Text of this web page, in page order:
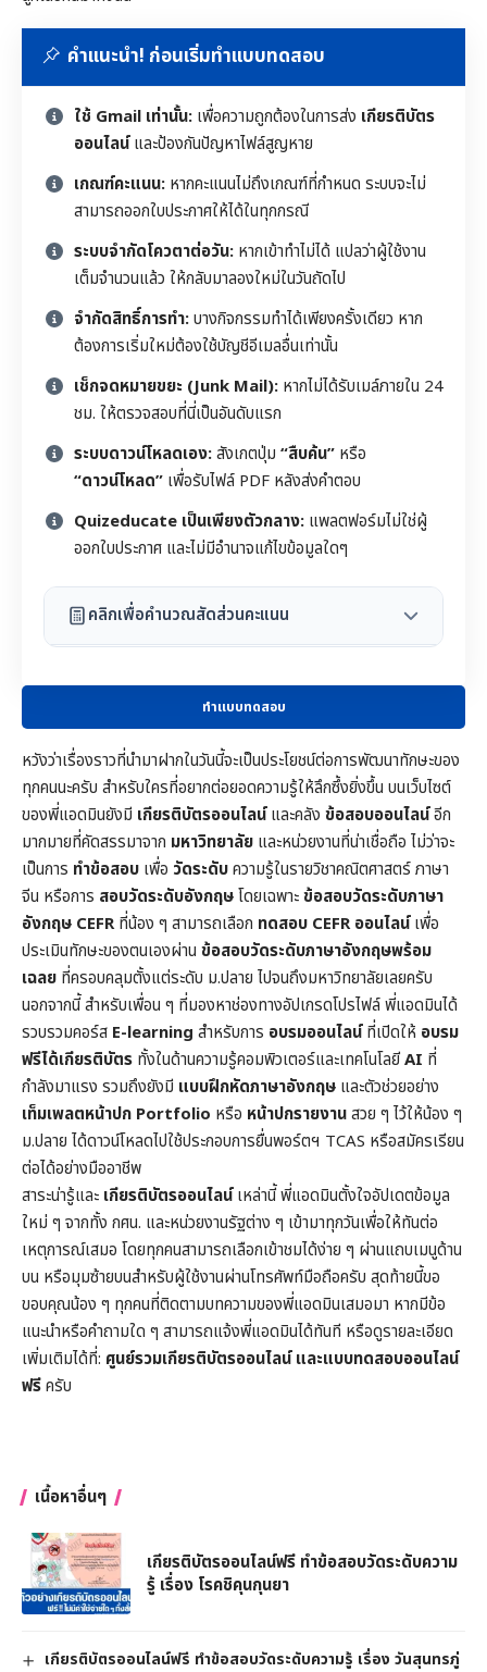
คำแนะนำ! ก่อนเริ่มทำแบบทดสอบ
ใช้ Gmail เท่านั้น: เพื่อความถูกต้องในการส่ง เกียรติบัตร
ออนไลน์และป้องกันปัญหาไฟล์สูญหาย
เกณฑ์คะแนน: หากคะแนนไม่ถึงเกณฑ์ที่กำหนด ระบบจะไม่
สามารถออกใบประกาศให้ได้ในทุกกรณี
ระบบจำกัดโควตาต่อวัน: หากเข้าทำไม่ได้ แปลว่าผู้ใช้งาน
เต็มจำนวนแล้ว ให้กลับมาลองใหม่ในวันถัดไป
จำกัดสิทธิ์การทำ:บางกิจกรรมทำได้เพียงครั้งเดียว หาก
ต้องการเริ่มใหม่ต้องใช้บัญชีอีเมลอื่นเท่านั้น
เช็กจดหมายขยะ (Junk Mail): หากไม่ได้รับเมล์ภายใน 24
ชม. ให้ตรวจสอบที่นี่เป็นอันดับแรก
ระบบดาวน์โหลดเอง:สังเกตปุ่ม “สืบค้น” หรือ
“ดาวน์โหลด” เพื่อรับไฟล์ PDF หลังส่งคำตอบ
Quizeducate เป็นเพียงตัวกลาง: แพลตฟอร์มไม่ใช่ผู้
ออกใบประกาศ และไม่มีอำนาจแก้ไขข้อมูลใดๆ
คลิกเพื่อคำนวณสัดส่วนคะแนน
ทำแบบทดสอบ
หวังว่าเรื่องราวที่นำมาฝากในวันนี้จะเป็นประโยชน์ต่อการพัฒนาทักษะของ
ทุกคนนะครับ สำหรับใครที่อยากต่อยอดความรู้ให้ลึกซึ้งยิ่งขึ้น บนเว็บไซต์
ของพี่แอดมินยังมี เกียรติบัตรออนไลน์และคลัง ข้อสอบออนไลน์อีก
มากมายที่คัดสรรมาจาก มหาวิทยาลัย และหน่วยงานที่น่าเชื่อถือ ไม่ว่าจะ
เป็นการ ทำข้อสอบ เพื่อ วัดระดับความรู้ในรายวิชาคณิตศาสตร์ภาษา
จีน หรือการ สอบวัดระดับอังกฤษโดยเฉพาะข้อสอบวัดระดับภาษา
อังกฤษ CEFRที่น้อง ๆ สามารถเลือก ทดสอบ CEFR ออนไลน์เพื่อ
ประเมินทักษะของตนเองผ่าน ข้อสอบวัดระดับภาษาอังกฤษพร้อม
เฉลย ที่ครอบคลุมตั้งแต่ระดับ ม.ปลาย ไปจนถึงมหาวิทยาลัยเลยครับ
นอกจากนี้ สำหรับเพื่อน ๆ ที่มองหาช่องทางอัปเกรดโปรไฟล์ พี่แอดมินได้
รวบรวมคอร์ส E-learning สำหรับการ อบรมออนไลน์ที่เปิดให้ อบรม
ฟรีได้เกียรติบัตร ทั้งในด้านความรู้คอมพิวเตอร์และเทคโนโลยีAI ที่
กำลังมาแรง รวมถึงยังมี แบบฝึกหัดภาษาอังกฤษ และตัวช่วยอย่าง
เท็มเพลตหน้าปก Portfolio หรือ หน้าปกรายงานสวย ๆ ไว้ให้น้อง ๆ
ม.ปลาย ได้ดาวน์โหลดไปใช้ประกอบการยื่นพอร์ตฯ TCAS หรือสมัครเรียน
ต่อได้อย่างมืออาชีพ
สาระน่ารู้และ เกียรติบัตรออนไลน์เหล่านี้ พี่แอดมินตั้งใจอัปเดตข้อมูล
ใหม่ ๆ จากทั้ง กศน. และหน่วยงานรัฐต่าง ๆ เข้ามาทุกวันเพื่อให้ทันต่อ
เหตุการณ์เสมอ โดยทุกคนสามารถเลือกเข้าชมได้ง่าย ๆ ผ่านแถบเมนูด้าน
บน หรือมุมซ้ายบนสำหรับผู้ใช้งานผ่านโทรศัพท์มือถือครับ สุดท้ายนี้ขอ
ขอบคุณน้อง ๆ ทุกคนที่ติดตามบทความของพี่แอดมินเสมอมา หากมีข้อ
แนะนำหรือคำถามใด ๆ สามารถแจ้งพี่แอดมินได้ทันที หรือดูรายละเอียด
เพิ่มเติมได้ที่: ศูนย์รวมเกียรติบัตรออนไลน์ และแบบทดสอบออนไลน์
ฟรีครับ
เนื้อหาอื่นๆ
เกียรติบัตรออนไลน์ฟรี ทำข้อสอบวัดระดับความ
รู้ เรื่อง โรคชิคุนกุนยา
เกียรติบัตรออนไลน์ฟรี ทำข้อสอบวัดระดับความรู้ เรื่อง วันสุนทรภู่